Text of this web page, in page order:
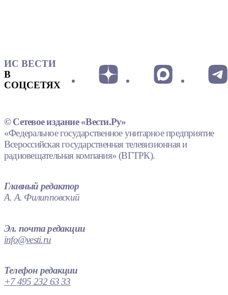
ИС ВЕСТИ
В
СОЦСЕТЯХ
© Сетевое издание «Вести.Ру»
«Федеральное государственное унитарное предприятие
Всероссийская государственная телевизионная и
радиовещательная компания» (ВГТРК).
Главный редактор
А. А. Филипповский
Эл. почта редакции
info@vesti.ru
Телефон редакции
+7 495 232 63 33